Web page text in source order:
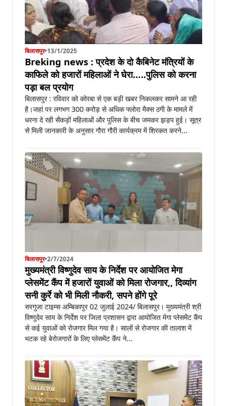
बिलासपुर•13/1/2025
Breking news : प्रदेश के दो कैबिनेट मंत्रियों के
काफिले को हजारों महिलाओं ने घेरा…..पुलिस को करना
पड़ा बल प्रयोग
बिलासपुर : रविवार को कोरबा से एक बड़ी खबर निकलकर सामने आ रही
है।जहां पर लगभग 300 करोड़ से अधिक फ्लोरा मैक्स ठगी के मामले में
धरना दे रही सैकड़ों महिलाओं और पुलिस के बीच जमकर झड़प हुई। सूत्र
से मिली जानकारी के अनुसार गौरा गौरी कार्यक्रम में शिरकत करने...
बिलासपुर•2/7/2024
मुख्यमंत्री विष्णुदेव साय के निर्देश पर आयोजित मेगा
प्लेसमेंट कैंप में हजारों युवाओं को मिला रोजगार,, दिव्यांग
सनी कुर्रे को भी मिली नौकरी, सपने होंगे पूरे
सरगुजा टाइम्स अम्बिकापुर 02 जुलाई 2024/ बिलासपुर। मुख्यमंत्री श्री
विष्णुदेव साय के निर्देश पर जिला प्रशासन द्वारा आयोजित मेगा प्लेसमेंट कैंप
से कई युवाओं को रोजगार मिल गया है। सालों से रोजगार की तालाश में
भटक रहे बेरोजगारों के लिए प्लेसमेंट कैंप ने...